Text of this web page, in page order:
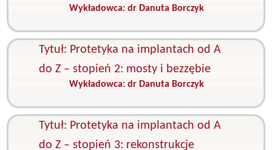
Wykładowca: dr Danuta Borczyk
Tytuł: Protetyka na implantach od A
do Z – stopień 2: mosty i bezzębie
Wykładowca: dr Danuta Borczyk
Tytuł: Protetyka na implantach od A
do Z – stopień 3: rekonstrukcje